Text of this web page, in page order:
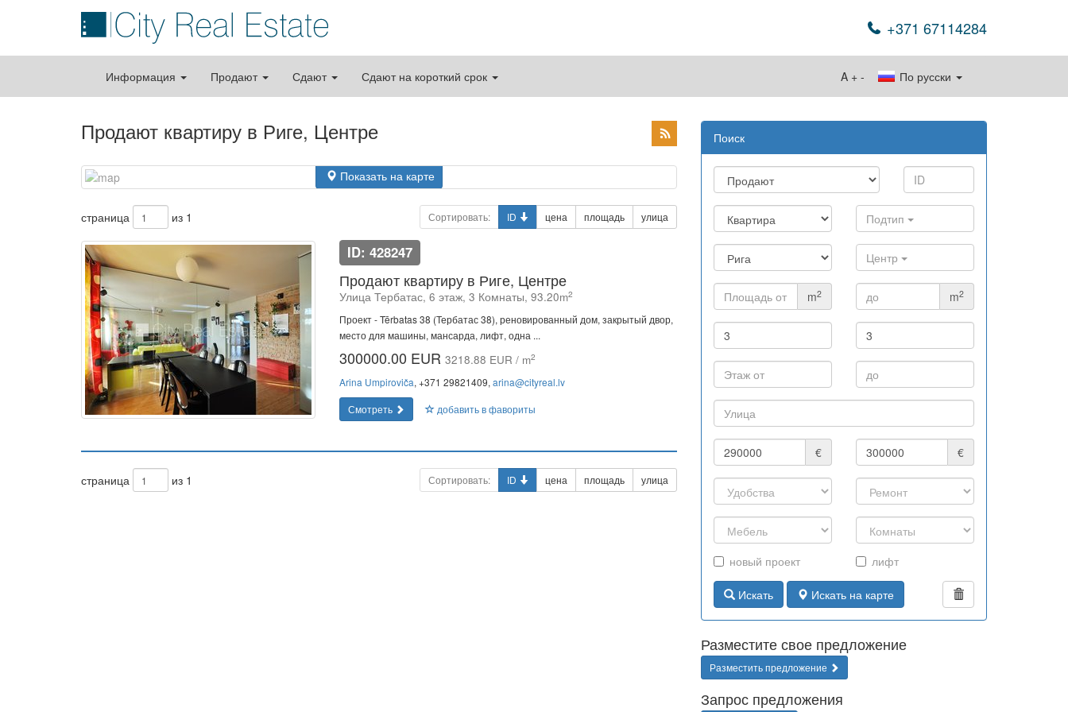
+371 67114284
Информация Продают Сдают Сдают на короткий срок По русски
A + -
Продают квартиру в Риге, Центре
Показать на карте
страница из 1 Сортировать: ID цена площадь улица
ID: 428247
Продают квартиру в Риге, Центре
Улица Тербатас, 6 этаж, 3 Комнаты, 93.20m2
Проект - Tērbatas 38 (Тербатас 38), реновированный дом, закрытый двор,
место для машины, мансарда, лифт, одна ...
300000.00 EUR 3218.88 EUR / m2
Arina Umpiroviča, +371 29821409, arina@cityreal.lv
Смотреть
добавить в фавориты
страница из 1 Сортировать: ID цена площадь улица
Поиск
Подтип
Центр
m2 m2
€ €
новый проект лифт
Искать Искать на карте
Разместите свое предложение
Разместить предложение
Запрос предложения